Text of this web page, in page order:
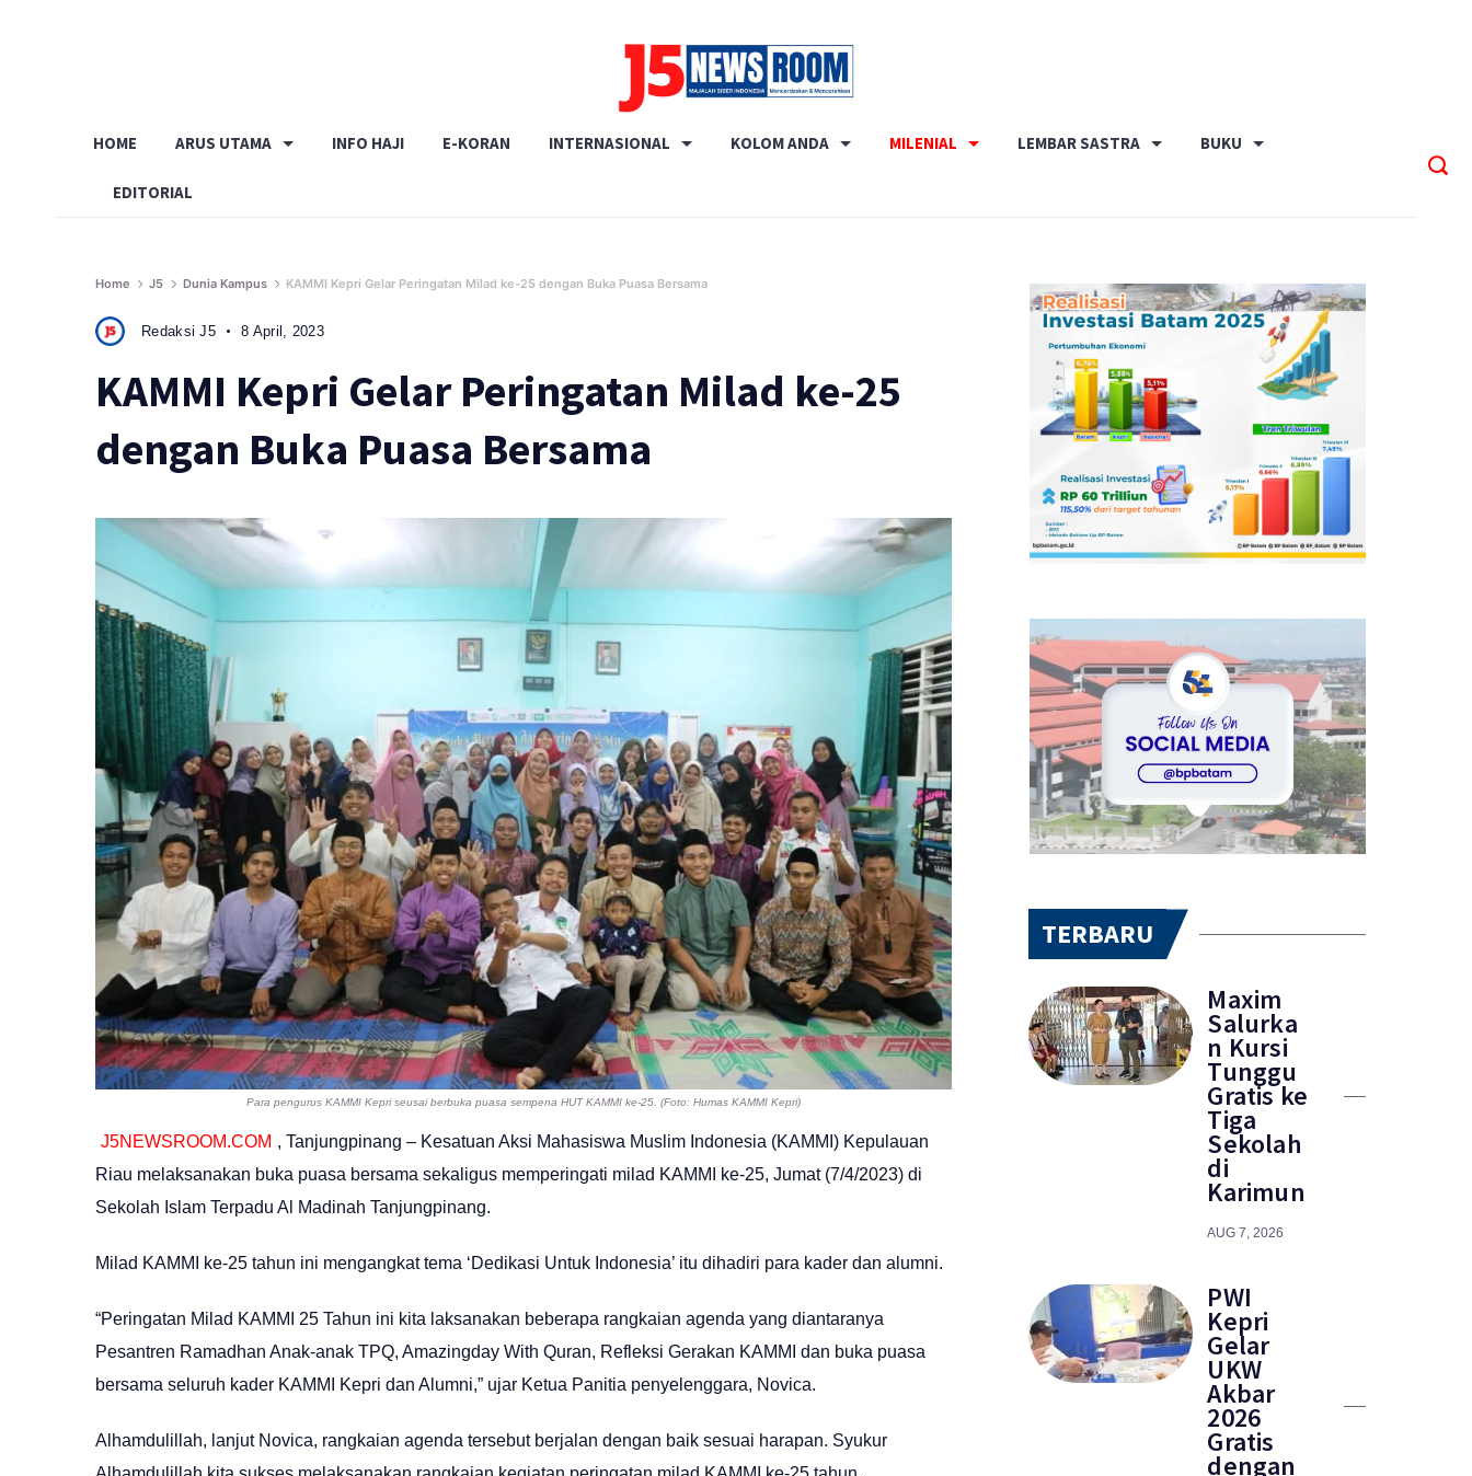
Terverifikasi
HOME ARUS UTAMA INFO HAJI E-KORAN INTERNASIONAL KOLOM ANDA MILENIAL LEMBAR SASTRA BUKU
EDITORIAL
Home J5 Dunia Kampus KAMMI Kepri Gelar Peringatan Milad ke-25 dengan Buka Puasa Bersama
Redaksi J5 8 April, 2023
KAMMI Kepri Gelar Peringatan Milad ke-25
dengan Buka Puasa Bersama
Para pengurus KAMMI Kepri seusai berbuka puasa sempena HUT KAMMI ke-25. (Foto: Humas KAMMI Kepri)
J5NEWSROOM.COM , Tanjungpinang – Kesatuan Aksi Mahasiswa Muslim Indonesia (KAMMI) Kepulauan
Riau melaksanakan buka puasa bersama sekaligus memperingati milad KAMMI ke-25, Jumat (7/4/2023) di
Sekolah Islam Terpadu Al Madinah Tanjungpinang.
Milad KAMMI ke-25 tahun ini mengangkat tema ‘Dedikasi Untuk Indonesia’ itu dihadiri para kader dan alumni.
“Peringatan Milad KAMMI 25 Tahun ini kita laksanakan beberapa rangkaian agenda yang diantaranya
Pesantren Ramadhan Anak-anak TPQ, Amazingday With Quran, Refleksi Gerakan KAMMI dan buka puasa
bersama seluruh kader KAMMI Kepri dan Alumni,” ujar Ketua Panitia penyelenggara, Novica.
Alhamdulillah, lanjut Novica, rangkaian agenda tersebut berjalan dengan baik sesuai harapan. Syukur
TERBARU
Maxim
Salurka
n Kursi
Tunggu
Gratis ke
Tiga
Sekolah
di
Karimun
AUG 7, 2026
PWI
Kepri
Gelar
UKW
Akbar
2026
Gratis
dengan